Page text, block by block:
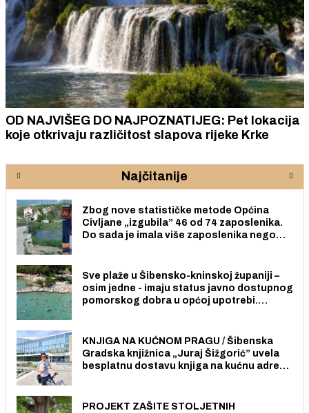
OD NAJVIŠEG DO NAJPOZNATIJEG: Pet lokacija
koje otkrivaju različitost slapova rijeke Krke
Najčitanije
Zbog nove statističke metode Općina
Civljane „izgubila” 46 od 74 zaposlenika.
Do sada je imala više zaposlenika nego
Sve plaže u Šibensko-kninskoj županiji –
osim jedne - imaju status javno dostupnog
pomorskog dobra u općoj upotrebi.
KNJIGA NA KUĆNOM PRAGU / Šibenska
Gradska knjižnica „Juraj Šižgorić” uvela
besplatnu dostavu knjiga na kućnu adresu
PROJEKT ZAŠITE STOLJETNIH